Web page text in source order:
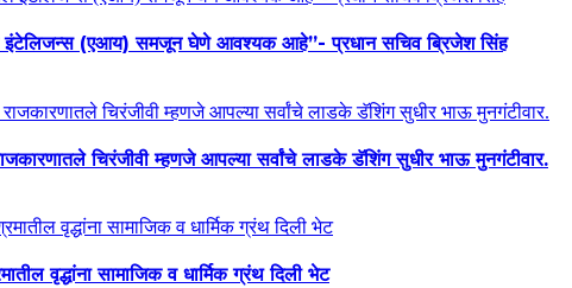
इंटेलिजन्स (एआय) समजून घेणे आवश्यक आहे”- प्रधान सचिव ब्रिजेश सिंह
चिरंजीवी म्हणजे आपल्या सर्वांचे लाडके डॅशिंग सुधीर भाऊ मुनगंटीवार.
वृद्धांना सामाजिक व धार्मिक ग्रंथ दिली भेट